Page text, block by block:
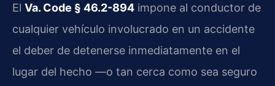
El Va. Code § 46.2-894 impone al conductor de
cualquier vehículo involucrado en un accidente
el deber de detenerse inmediatamente en el
lugar del hecho —o tan cerca como sea seguro